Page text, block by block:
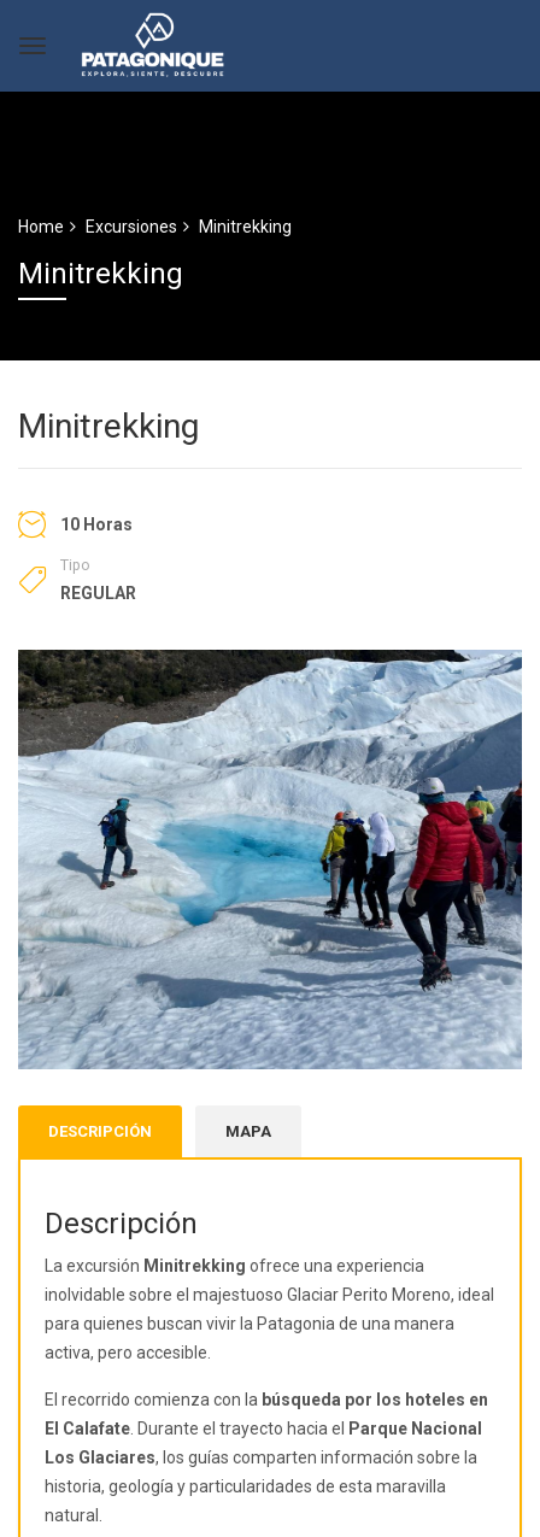
Home Excursiones Minitrekking
Minitrekking
Minitrekking
10 Horas
Tipo
REGULAR
DESCRIPCIÓN MAPA
Descripción
La excursión Minitrekking ofrece una experiencia
inolvidable sobre el majestuoso Glaciar Perito Moreno, ideal
para quienes buscan vivir la Patagonia de una manera
activa, pero accesible.
El recorrido comienza con la búsqueda por los hoteles en
El Calafate . Durante el trayecto hacia el
Parque Nacional
Los Glaciares, los guías comparten información sobre la
historia, geología y particularidades de esta maravilla
natural.